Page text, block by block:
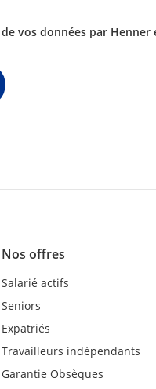
vos données par
Nos offres
Salarié actifs
Seniors
Expatriés
Travailleurs indépendants
Garantie Obsèques